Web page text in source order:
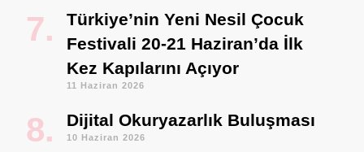
Türkiye’nin Yeni Nesil Çocuk
Festivali 20-21 Haziran’da İlk
Kez Kapılarını Açıyor
11 Haziran 2026
Dijital Okuryazarlık Buluşması
10 Haziran 2026